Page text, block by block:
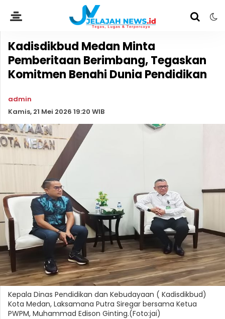
Kadisdikbud Medan Minta
Pemberitaan Berimbang, Tegaskan
Komitmen Benahi Dunia Pendidikan
admin
Kamis, 21 Mei 2026 19:20 WIB
Kepala Dinas Pendidikan dan Kebudayaan ( Kadisdikbud)
Kota Medan, Laksamana Putra Siregar bersama Ketua
PWPM, Muhammad Edison Ginting.(Foto:jai)